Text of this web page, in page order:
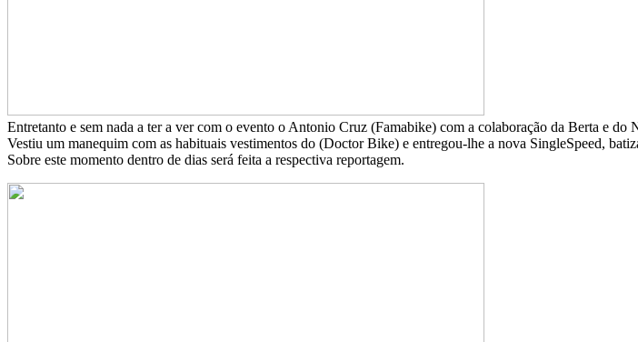
Entretanto e sem nada a ter a ver com o evento o Antonio Cruz (Famabike) com a colaboração da Berta e do
Vestiu um manequim com as habituais vestimentos do (Doctor Bike) e entregou-lhe a nova SingleSpeed,
Sobre este momento dentro de dias será feita a respectiva reportagem.